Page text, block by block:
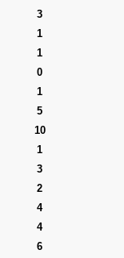
3
1
1
0
1
5
10
1
3
2
4
4
6